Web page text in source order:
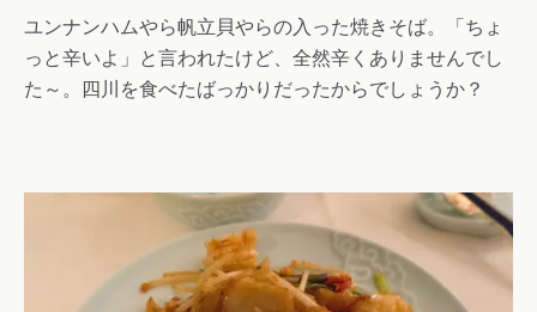
ユンナンハムやら帆立貝やらの入った焼きそば。「ちょ
っと辛いよ」と言われたけど、全然辛くありませんでし
た～。四川を食べたばっかりだったからでしょうか？